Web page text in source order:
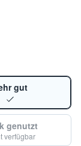
gut
genutzt
verfügbar